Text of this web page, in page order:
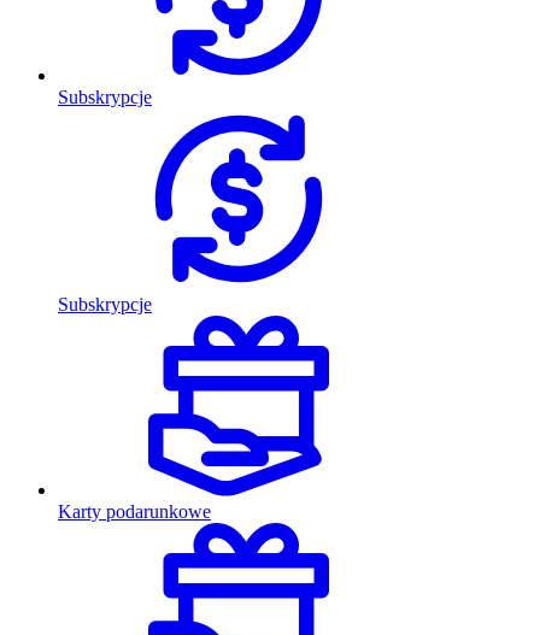
Subskrypcje
Subskrypcje
Karty podarunkowe